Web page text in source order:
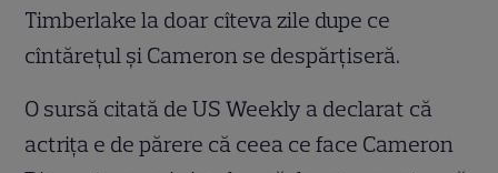
Timberlake la doar cîteva zile dupe ce
cîntăreţul şi Cameron se despărţiseră.
O sursă citată de US Weekly a declarat că
actriţa e de părere că ceea ce face Cameron